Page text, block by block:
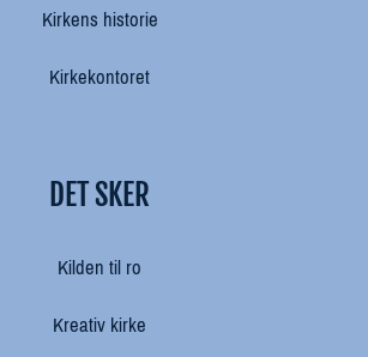
Kirkens historie
Kirkekontoret
DET SKER
Kilden til ro
Kreativ kirke